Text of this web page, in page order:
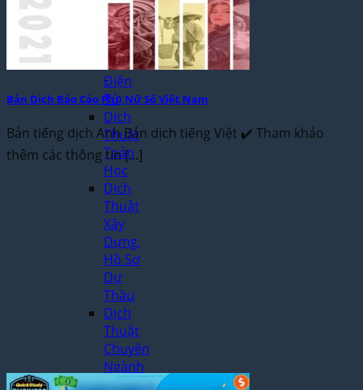
Dịch
Thuật
Trò
Chơi
Điện
Tử
Dịch
Thuật
Toán
Học
Dịch
Thuật
Xây
Dựng,
Hồ Sơ
Dự
Thầu
Dịch
Thuật
Chuyên
Ngành
Dầu
Bản Dịch Báo Cáo Phụ Nữ Số Việt Nam
Bản tiếng dịch Anh Bản dịch tiếng Việt ✔️ Tham khảo
thêm các thông tin [...]